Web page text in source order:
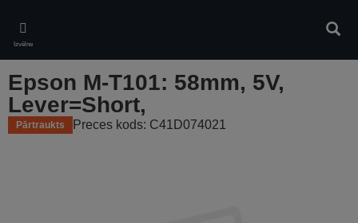
main
content
Izvēlne
Epson M-T101: 58mm, 5V,
Lever=Short,
Pārtraukts Preces kods: C41D074021